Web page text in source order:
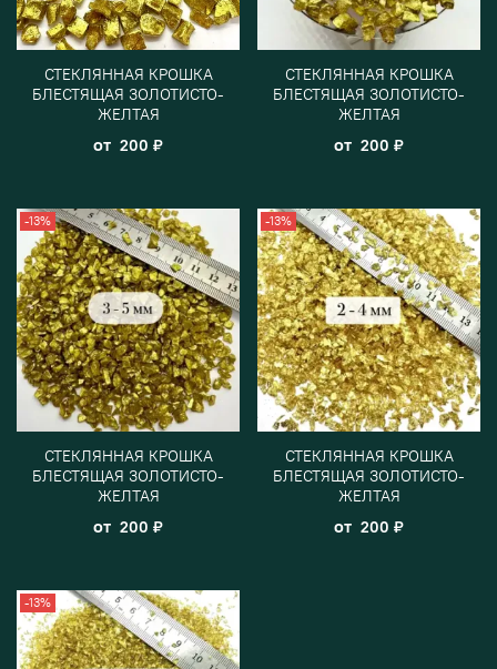
СТЕКЛЯННАЯ КРОШКА
БЛЕСТЯЩАЯ ЗОЛОТИСТО-
ЖЕЛТАЯ
от 200 ₽
СТЕКЛЯННАЯ КРОШКА
БЛЕСТЯЩАЯ ЗОЛОТИСТО-
ЖЕЛТАЯ
от 200 ₽
-13%
СТЕКЛЯННАЯ КРОШКА
БЛЕСТЯЩАЯ ЗОЛОТИСТО-
ЖЕЛТАЯ
от 200 ₽
-13%
СТЕКЛЯННАЯ КРОШКА
БЛЕСТЯЩАЯ ЗОЛОТИСТО-
ЖЕЛТАЯ
от 200 ₽
-13%